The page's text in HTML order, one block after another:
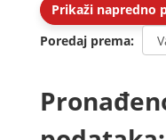
Prikaži napredno
Poredaj prema